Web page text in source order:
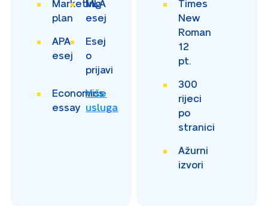
Marketing
plan
MLA
esej
APA
esej
Esej
o
prijavi
Economics
essay
Više
usluga
Times
New
Roman
12
pt.
300
rijeci
po
stranici
Ažurni
izvori